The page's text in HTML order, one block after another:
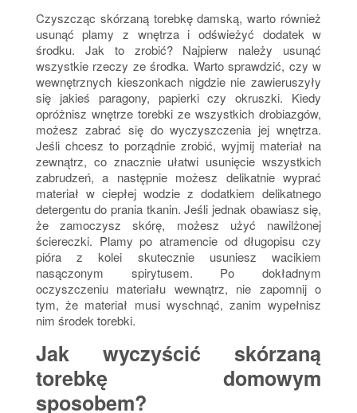
Czyszcząc skórzaną torebkę damską, warto również
usunąć plamy z wnętrza i odświeżyć dodatek w
środku. Jak to zrobić? Najpierw należy usunąć
wszystkie rzeczy ze środka. Warto sprawdzić, czy w
wewnętrznych kieszonkach nigdzie nie zawieruszyły
się jakieś paragony, papierki czy okruszki. Kiedy
opróżnisz wnętrze torebki ze wszystkich drobiazgów,
możesz zabrać się do wyczyszczenia jej wnętrza.
Jeśli chcesz to porządnie zrobić, wyjmij materiał na
zewnątrz, co znacznie ułatwi usunięcie wszystkich
zabrudzeń, a następnie możesz delikatnie wyprać
materiał w ciepłej wodzie z dodatkiem delikatnego
detergentu do prania tkanin. Jeśli jednak obawiasz się,
że zamoczysz skórę, możesz użyć nawilżonej
ściereczki. Plamy po atramencie od długopisu czy
pióra z kolei skutecznie usuniesz wacikiem
nasączonym spirytusem. Po dokładnym
oczyszczeniu materiału wewnątrz, nie zapomnij o
tym, że materiał musi wyschnąć, zanim wypełnisz
nim środek torebki.
Jak wyczyścić skórzaną
torebkę domowym
sposobem?